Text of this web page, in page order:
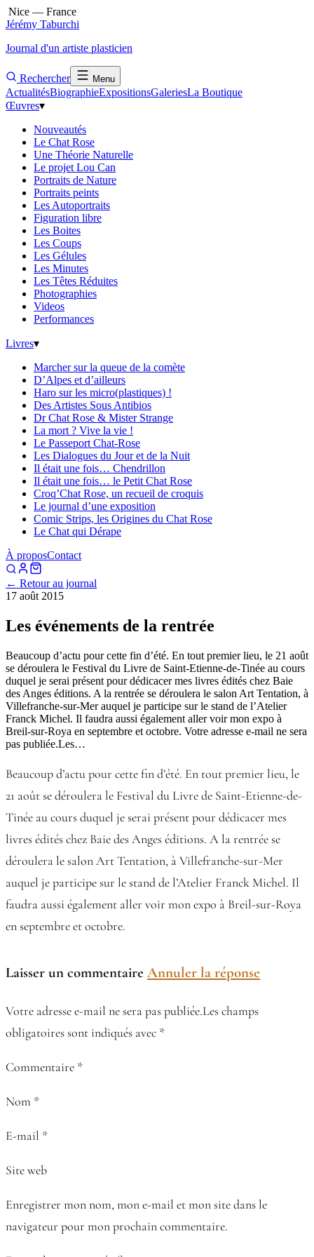
Nice — France
Jérémy Taburchi
Journal d'un artiste plasticien
Rechercher Menu
ActualitésBiographieExpositionsGaleriesLa Boutique
Œuvres▾
Nouveautés
Le Chat Rose
Une Théorie Naturelle
Le projet Lou Can
Portraits de Nature
Portraits peints
Les Autoportraits
Figuration libre
Les Boites
Les Coups
Les Gélules
Les Minutes
Les Têtes Réduites
Photographies
Videos
Performances
Livres▾
Marcher sur la queue de la comète
D’Alpes et d’ailleurs
Haro sur les micro(plastiques) !
Des Artistes Sous Antibios
Dr Chat Rose & Mister Strange
La mort ? Vive la vie !
Le Passeport Chat-Rose
Les Dialogues du Jour et de la Nuit
Il était une fois… Chendrillon
Il était une fois… le Petit Chat Rose
Croq’Chat Rose, un recueil de croquis
Le journal d’une exposition
Comic Strips, les Origines du Chat Rose
Le Chat qui Dérape
À proposContact
← Retour au journal
17 août 2015
Les événements de la rentrée
Beaucoup d’actu pour cette fin d’été. En tout premier lieu, le 21 août
se déroulera le Festival du Livre de Saint-Etienne-de-Tinée au cours
duquel je serai présent pour dédicacer mes livres édités chez Baie
des Anges éditions. A la rentrée se déroulera le salon Art Tentation, à
Villefranche-sur-Mer auquel je participe sur le stand de l’Atelier
Franck Michel. Il faudra aussi également aller voir mon expo à
Breil-sur-Roya en septembre et octobre. Votre adresse e-mail ne sera
pas publiée.Les…
Beaucoup d’actu pour cette fin d’été. En tout premier lieu, le
21 août se déroulera le Festival du Livre de Saint-Etienne-de-
Tinée au cours duquel je serai présent pour dédicacer mes
livres édités chez Baie des Anges éditions. A la rentrée se
déroulera le salon Art Tentation, à Villefranche-sur-Mer
auquel je participe sur le stand de l’Atelier Franck Michel. Il
faudra aussi également aller voir mon expo à Breil-sur-Roya
en septembre et octobre.
Laisser un commentaire Annuler la réponse
Votre adresse e-mail ne sera pas publiée.Les champs
obligatoires sont indiqués avec *
Commentaire *
Nom *
E-mail *
Site web
Enregistrer mon nom, mon e-mail et mon site dans le
navigateur pour mon prochain commentaire.